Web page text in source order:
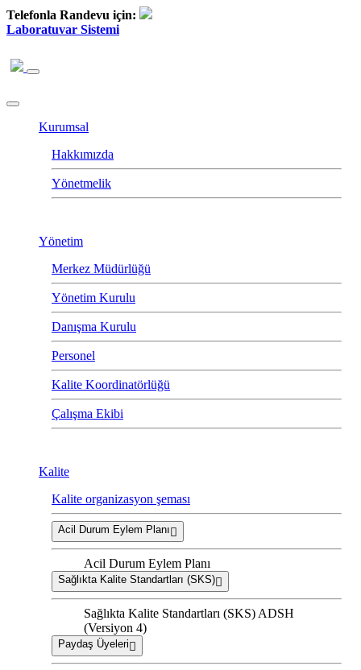
Telefonla Randevu için:
Laboratuvar Sistemi
Kurumsal
Hakkımızda
Yönetmelik
Yönetim
Merkez Müdürlüğü
Yönetim Kurulu
Danışma Kurulu
Personel
Kalite Koordinatörlüğü
Çalışma Ekibi
Kalite
Kalite organizasyon şeması
Acil Durum Eylem Planı
Acil Durum Eylem Planı
Sağlıkta Kalite Standartları (SKS)
Sağlıkta Kalite Standartları (SKS) ADSH
(Versiyon 4)
Paydaş Üyeleri